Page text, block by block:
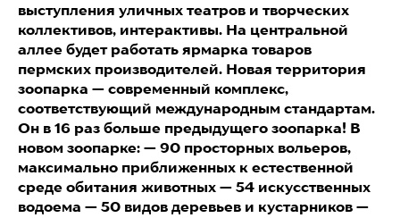
выступления уличных театров и творческих
коллективов, интерактивы. На центральной
аллее будет работать ярмарка товаров
пермских производителей. Новая территория
зоопарка — современный комплекс,
соответствующий международным стандартам.
Он в 16 раз больше предыдущего зоопарка! В
новом зоопарке: — 90 просторных вольеров,
максимально приближенных к естественной
среде обитания животных — 54 искусственных
водоема — 50 видов деревьев и кустарников —